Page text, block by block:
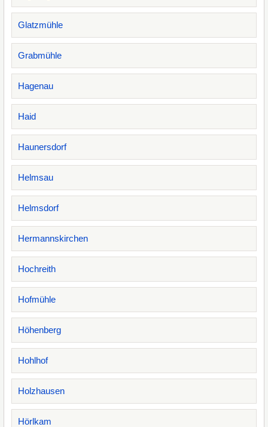
Glatzmühle
Grabmühle
Hagenau
Haid
Haunersdorf
Helmsau
Helmsdorf
Hermannskirchen
Hochreith
Hofmühle
Höhenberg
Hohlhof
Holzhausen
Hörlkam